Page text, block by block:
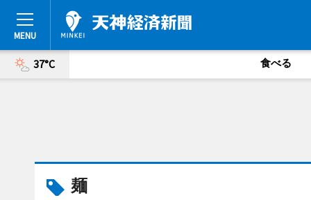
37°C 食べる
麺